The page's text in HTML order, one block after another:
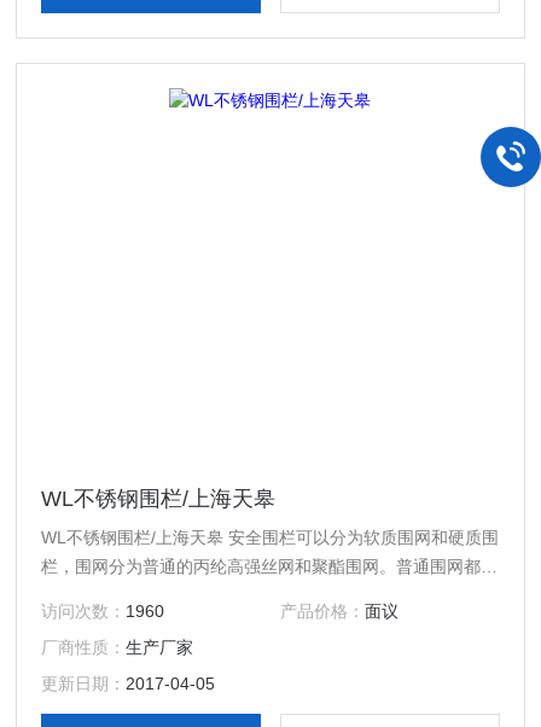
WL不锈钢围栏/上海天皋
WL不锈钢围栏/上海天皋 安全围栏可以分为软质围网和硬质围
栏，围网分为普通的丙纶高强丝网和聚酯围网。普通围网都是
可以定做。普通围网（网绳直径3.5mm），聚酯围网。围网
一般都要配上支架用的。一般2米左右配一个支架，也可以再
长一些，但是不要超过5米的间距。安全围栏的支架分为墩式
（法兰盘），伞式，叉式，地桩。
访问次数： 1960 产品价格： 面议
厂商性质：生产厂家
更新日期： 2017-04-05